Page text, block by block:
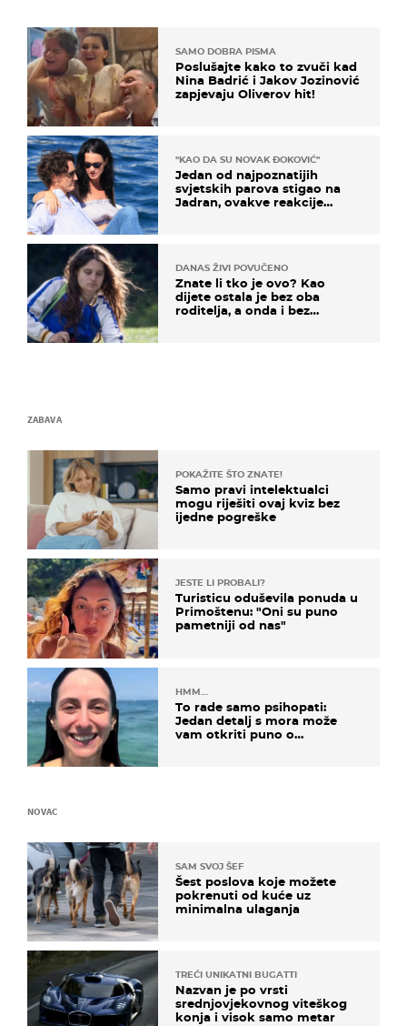
SAMO DOBRA PISMA
Poslušajte kako to zvuči kad
Nina Badrić i Jakov Jozinović
zapjevaju Oliverov hit!
"KAO DA SU NOVAK ĐOKOVIĆ"
Jedan od najpoznatijih
svjetskih parova stigao na
Jadran, ovakve reakcije
DANAS ŽIVI POVUČENO
Znate li tko je ovo? Kao
dijete ostala je bez oba
roditelja, a onda i bez
ZABAVA
POKAŽITE ŠTO ZNATE!
Samo pravi intelektualci
mogu riješiti ovaj kviz bez
ijedne pogreške
JESTE LI PROBALI?
Turisticu oduševila ponuda u
Primoštenu: "Oni su puno
pametniji od nas"
HMM…
To rade samo psihopati:
Jedan detalj s mora može
vam otkriti puno o
NOVAC
SAM SVOJ ŠEF
Šest poslova koje možete
pokrenuti od kuće uz
minimalna ulaganja
TREĆI UNIKATNI BUGATTI
Nazvan je po vrsti
srednjovjekovnog viteškog
konja i visok samo metar